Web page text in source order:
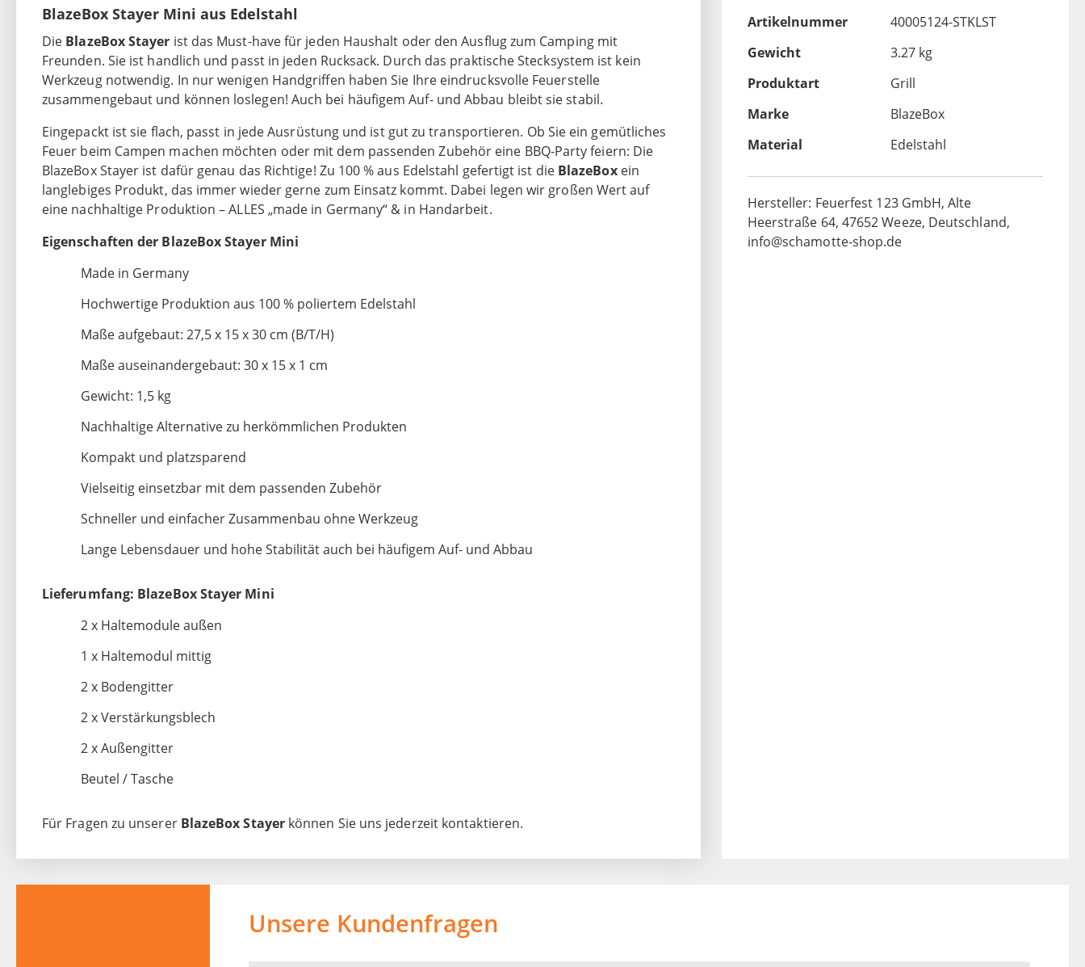
BlazeBox Stayer Mini aus Edelstahl
Die BlazeBox Stayer ist das Must-have für jeden Haushalt oder den Ausflug zum Camping mit
Freunden. Sie ist handlich und passt in jeden Rucksack. Durch das praktische Stecksystem ist kein
Werkzeug notwendig. In nur wenigen Handgriffen haben Sie Ihre eindrucksvolle Feuerstelle
zusammengebaut und können loslegen! Auch bei häufigem Auf- und Abbau bleibt sie stabil.
Eingepackt ist sie flach, passt in jede Ausrüstung und ist gut zu transportieren. Ob Sie ein gemütliches
Feuer beim Campen machen möchten oder mit dem passenden Zubehör eine BBQ-Party feiern: Die
BlazeBox Stayer ist dafür genau das Richtige! Zu 100 % aus Edelstahl gefertigt ist die BlazeBoxein
langlebiges Produkt, das immer wieder gerne zum Einsatz kommt. Dabei legen wir großen Wert auf
eine nachhaltige Produktion – ALLES „made in Germany“ & in Handarbeit.
Eigenschaften der BlazeBox Stayer Mini
Made in Germany
Hochwertige Produktion aus 100 % poliertem Edelstahl
Maße aufgebaut: 27,5 x 15 x 30 cm (B/T/H)
Maße auseinandergebaut: 30 x 15 x 1 cm
Gewicht: 1,5 kg
Nachhaltige Alternative zu herkömmlichen Produkten
Kompakt und platzsparend
Vielseitig einsetzbar mit dem passenden Zubehör
Schneller und einfacher Zusammenbau ohne Werkzeug
Lange Lebensdauer und hohe Stabilität auch bei häufigem Auf- und Abbau
Lieferumfang: BlazeBox Stayer Mini
2 x Haltemodule außen
1 x Haltemodul mittig
2 x Bodengitter
2 x Verstärkungsblech
2 x Außengitter
Beutel / Tasche
Für Fragen zu unserer BlazeBox Stayerkönnen Sie uns jederzeit kontaktieren.
Artikelnummer
40005124-STKLST
Gewicht
3.27 kg
Produktart
Grill
Marke
BlazeBox
Material
Edelstahl
Hersteller: Feuerfest 123 GmbH, Alte
Heerstraße 64, 47652 Weeze, Deutschland,
info@schamotte-shop.de
Unsere Kundenfragen